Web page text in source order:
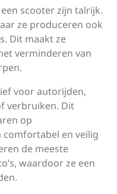
scooter zijn talrijk.
ze produceren ook
Dit maakt ze
verminderen van
voor autorijden,
verbruiken. Dit
op
en veilig
de meeste
waardoor ze een